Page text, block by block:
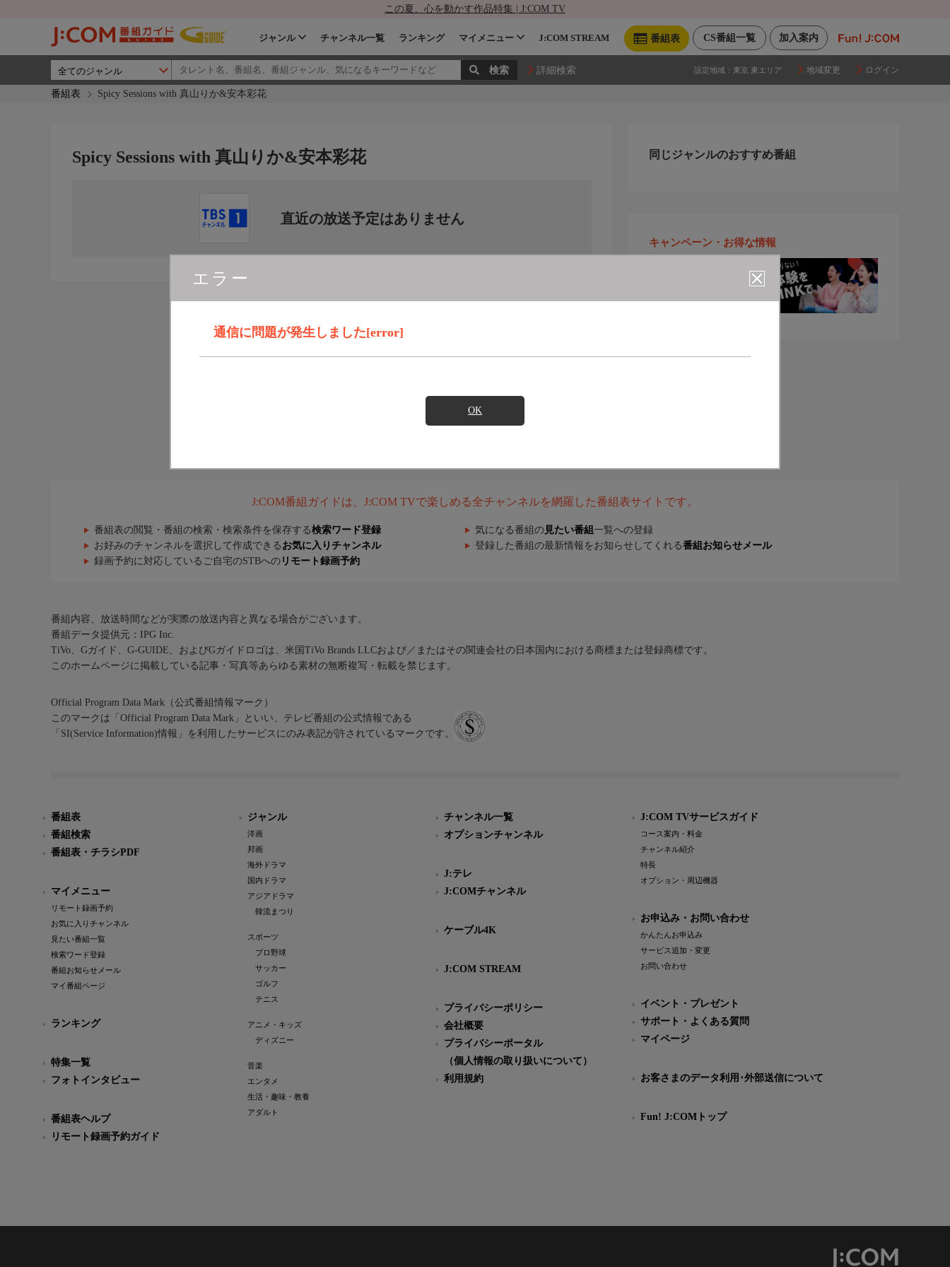
この夏、心を動かす作品特集 | J:COM TV
加入案内
CS番組一覧
番組表
ジャンル チャンネル一覧 ランキング マイメニュー J:COM STREAM
詳細検索 設定地域： 東京 東エリア 地域変更 ログイン
番組表 Spicy Sessions with 真山りか&安本彩花
エラー
通信に問題が発生しました[error]
OK
Spicy Sessions with 真山りか&安本彩花
直近の放送予定はありません
同じジャンルのおすすめ番組
キャンペーン・お得な情報
J:COM番組ガイドは、J:COM TVで楽しめる全チャンネルを網羅した番組表サイトです。
番組表の閲覧・番組の検索・検索条件を保存する検索ワード登録 気になる番組の 見たい番組 一覧への登録
お好みのチャンネルを選択して作成できる お気に入りチャンネル 登録した番組の最新情報をお知らせしてくれる番組お知らせメール
録画予約に対応しているご自宅のSTBへの リモート録画予約
番組内容、放送時間などが実際の放送内容と異なる場合がございます。
番組データ提供元：IPG Inc.
TiVo、Gガイド、G-GUIDE、およびGガイドロゴは、米国TiVo Brands LLCおよび／またはその関連会社の日本国内における商標または登録商標です。
このホームページに掲載している記事・写真等あらゆる素材の無断複写・転載を禁じます。
Official Program Data Mark（公式番組情報マーク）
このマークは「Official Program Data Mark」といい、テレビ番組の公式情報である
「SI(Service Information)情報」を利用したサービスにのみ表記が許されているマークです。
番組表
番組検索
番組表・チラシPDF
マイメニュー
リモート録画予約
お気に入りチャンネル
見たい番組一覧
検索ワード登録
番組お知らせメール
マイ番組ページ
ランキング
特集一覧
フォトインタビュー
番組表ヘルプ
リモート録画予約ガイド
ジャンル
洋画
邦画
海外ドラマ
国内ドラマ
アジアドラマ
韓流まつり
スポーツ
プロ野球
サッカー
ゴルフ
テニス
アニメ・キッズ
ディズニー
音楽
エンタメ
生活・趣味・教養
アダルト
チャンネル一覧
オプションチャンネル
J:テレ
J:COMチャンネル
ケーブル4K
J:COM STREAM
プライバシーポリシー
会社概要
プライバシーポータル
（個人情報の取り扱いについて）
利用規約
J:COM TVサービスガイド
コース案内・料金
チャンネル紹介
特長
オプション・周辺機器
お申込み・お問い合わせ
かんたんお申込み
サービス追加・変更
お問い合わせ
イベント・プレゼント
サポート・よくある質問
マイページ
お客さまのデータ利用･外部送信について
Fun! J:COMトップ